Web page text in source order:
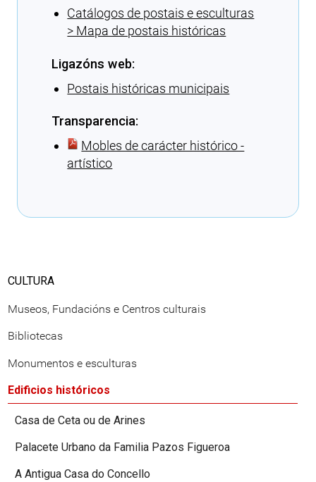
Catálogos de postais e esculturas
> Mapa de postais históricas
Ligazóns web:
Postais históricas municipais
Transparencia:
Mobles de carácter histórico -
artístico
CULTURA
Museos, Fundacións e Centros culturais
Bibliotecas
Monumentos e esculturas
Edificios históricos
Casa de Ceta ou de Arines
Palacete Urbano da Familia Pazos Figueroa
A Antigua Casa do Concello